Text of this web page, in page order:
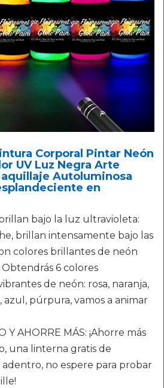
Corporal Pintar Neón
UV Luz Negra Arte
Autoluminosa
en
bajo la luz ultravioleta:
brillan intensamente bajo las
colores brillantes de neón
6 colores
de neón: rosa, naranja,
azul, púrpura, vamos a animar
Y AHORRE MÁS: ¡Ahorre más
una linterna gratis de
no espere para probar